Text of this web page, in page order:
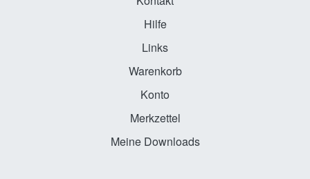
Hilfe
Links
Warenkorb
Konto
Merkzettel
Meine Downloads